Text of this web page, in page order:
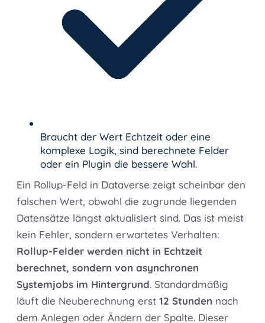
Braucht der Wert Echtzeit oder eine
komplexe Logik, sind berechnete Felder
oder ein Plugin die bessere Wahl.
Ein Rollup-Feld in Dataverse zeigt scheinbar den
falschen Wert, obwohl die zugrunde liegenden
Datensätze längst aktualisiert sind. Das ist meist
kein Fehler, sondern erwartetes Verhalten:
Rollup-Felder werden nicht in Echtzeit
berechnet, sondern von asynchronen
Systemjobs im Hintergrund. Standardmäßig
läuft die Neuberechnung erst 12 Stunden nach
dem Anlegen oder Ändern der Spalte. Dieser